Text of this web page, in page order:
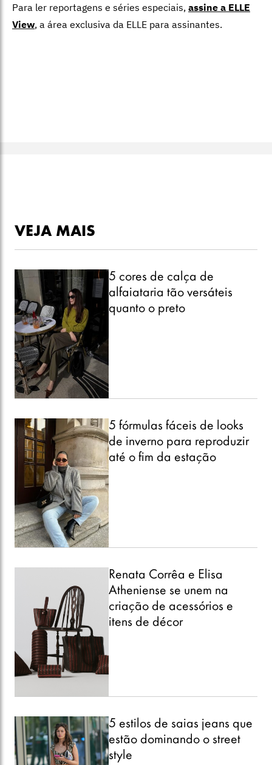
Para ler reportagens e séries especiais, assine a ELLE
View, a área exclusiva da ELLE para assinantes.
VEJA MAIS
5 cores de calça de
alfaiataria tão versáteis
quanto o preto
5 fórmulas fáceis de looks
de inverno para reproduzir
até o fim da estação
Renata Corrêa e Elisa
Atheniense se unem na
criação de acessórios e
itens de décor
5 estilos de saias jeans que
estão dominando o street
style